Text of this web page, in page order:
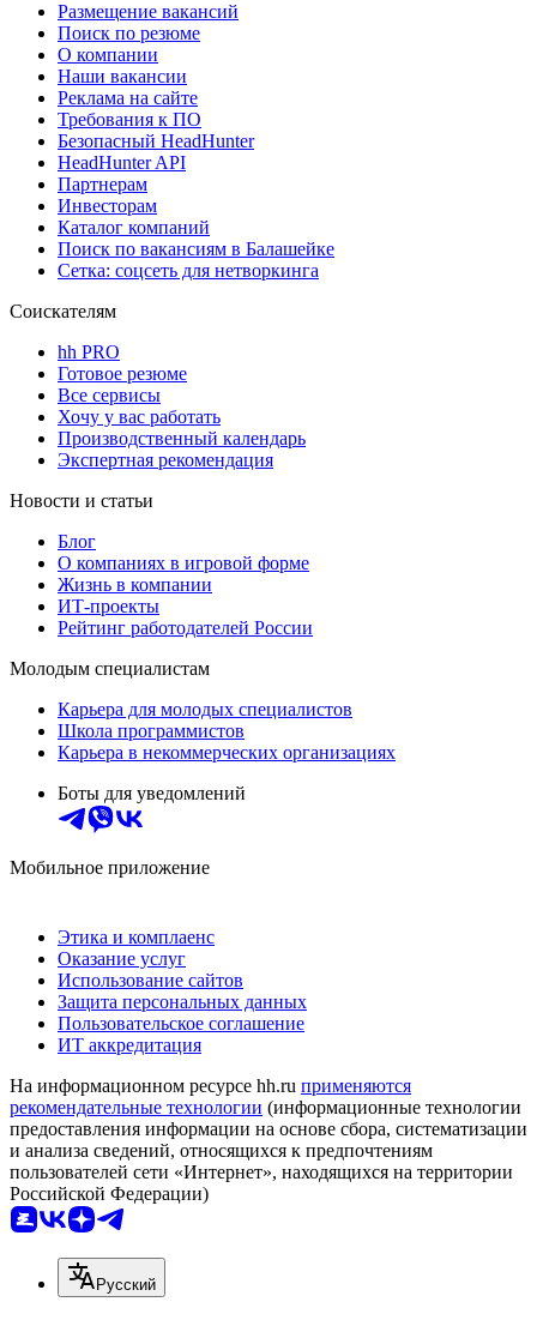
Размещение вакансий
Поиск по резюме
О компании
Наши вакансии
Реклама на сайте
Требования к ПО
Безопасный HeadHunter
HeadHunter API
Партнерам
Инвесторам
Каталог компаний
Поиск по вакансиям в Балашейке
Сетка: соцсеть для нетворкинга
Соискателям
hh PRO
Готовое резюме
Все сервисы
Хочу у вас работать
Производственный календарь
Экспертная рекомендация
Новости и статьи
Блог
О компаниях в игровой форме
Жизнь в компании
ИТ-проекты
Рейтинг работодателей России
Молодым специалистам
Карьера для молодых специалистов
Школа программистов
Карьера в некоммерческих организациях
Боты для уведомлений
Мобильное приложение
Этика и комплаенс
Оказание услуг
Использование сайтов
Защита персональных данных
Пользовательское соглашение
ИТ аккредитация
На информационном ресурсе hh.ru применяются
рекомендательные технологии (информационные технологии
предоставления информации на основе сбора, систематизации
и анализа сведений, относящихся к предпочтениям
пользователей сети «Интернет», находящихся на территории
Российской Федерации)
Русский